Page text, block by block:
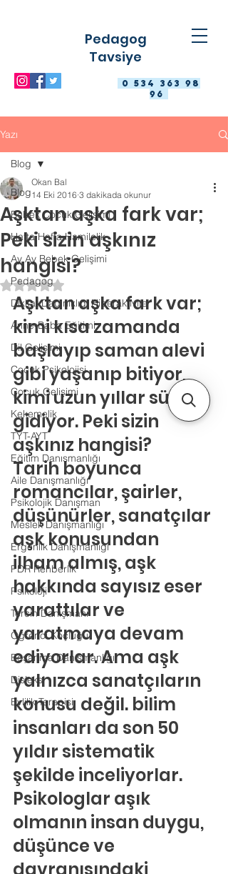
0 534 363 98
96
Pedagog
Tavsiye
Yazı
Blog
Bebek Çocuk Gelişimi
Hafta Hafta Hamilelik
Ay Ay Bebek Gelişimi
Pedagog
Dikkat Dağınıklığı Hiperaktivite
Anne-Baba Eğitimi
Dil Gelişimi
Çocuk Psikolojisi
Çocuk Gelişimi
Kekemelik
TYT-AYT
Eğitim Danışmanlığı
Aile Danışmanlığı
Psikolojik Danışman
Meslek Danışmanlığı
Ergenlik Danışmanlığı
PDR Rehberlik
Psikoloji
Tercih Danışmanı
Öğrenci Koçluğu
Boşanma Danışmanlığı
Disleksi
Evlilik Terapisi
Blog
Aşktan aşka fark var;
Peki sizin aşkınız
hangisi?
Okan Bal
14 Eki 2016 3 dakikada okunur
5 üzerinden NaN yıldız
Aşktan aşka fark var;
kimi kısa zamanda
başlayıp saman alevi
gibi yaşanıp bitiyor,
kimi uzun yıllar sürüp
gidiyor. Peki sizin
aşkınız hangisi?
Tarih boyunca
romancılar, şairler,
düşünürler, sanatçılar
aşk konusundan
ilham almış, aşk
hakkında sayısız eser
yarattılar ve
yaratmaya devam
ediyorlar. Ama aşk
yalnızca sanatçıların
konusu değil. bilim
insanları da son 50
yıldır sistematik
şekilde inceliyorlar.
Psikologlar aşık
olmanın insan duygu,
düşünce ve